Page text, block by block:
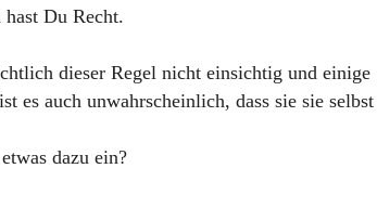
Du Recht.
dieser Regel nicht einsichtig und einige
auch unwahrscheinlich, dass sie sie selbst
dazu ein?